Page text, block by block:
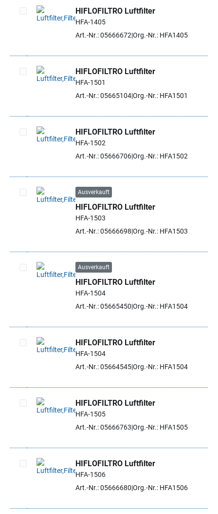
Artikel auswählen
HIFLOFILTRO Luftfilter
HFA-1405
Art.-Nr.: 05666672 Org.-Nr.: HFA1405
Artikel auswählen
HIFLOFILTRO Luftfilter
HFA-1501
Art.-Nr.: 05665104Org.-Nr.: HFA1501
Artikel auswählen
HIFLOFILTRO Luftfilter
HFA-1502
Art.-Nr.: 05666706Org.-Nr.: HFA1502
Artikel auswählen
Ausverkauft
HIFLOFILTRO Luftfilter
HFA-1503
Art.-Nr.: 05666698 Org.-Nr.: HFA1503
Artikel auswählen
Ausverkauft
HIFLOFILTRO Luftfilter
HFA-1504
Art.-Nr.: 05665450 Org.-Nr.: HFA1504
Artikel auswählen
HIFLOFILTRO Luftfilter
HFA-1504
Art.-Nr.: 05664545Org.-Nr.: HFA1504
Artikel auswählen
HIFLOFILTRO Luftfilter
HFA-1505
Art.-Nr.: 05666763 Org.-Nr.: HFA1505
Artikel auswählen
HIFLOFILTRO Luftfilter
HFA-1506
Art.-Nr.: 05666680 Org.-Nr.: HFA1506